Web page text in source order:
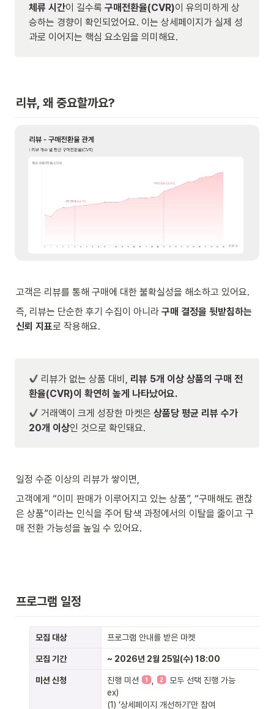
체류 시간이 길수록 구매전환율(CVR)이 유의미하게 상
승하는 경향이 확인되었어요. 이는 상세페이지가 실제 성
과로 이어지는 핵심 요소임을 의미해요.
리뷰, 왜 중요할까요?
고객은 리뷰를 통해 구매에 대한 불확실성을 해소하고 있어요.
즉, 리뷰는 단순한 후기 수집이 아니라 구매 결정을 뒷받침하는
신뢰 지표로 작용해요.
리뷰가 없는 상품 대비, 리뷰 5개 이상 상품의 구매 전
환율(CVR)이 확연히 높게 나타났어요.
거래액이 크게 성장한 마켓은 상품당 평균 리뷰 수가
20개 이상인 것으로 확인돼요.
일정 수준 이상의 리뷰가 쌓이면,
고객에게 “이미 판매가 이루어지고 있는 상품”, “구매해도 괜찮
은 상품”이라는 인식을 주어 탐색 과정에서의 이탈을 줄이고 구
매 전환 가능성을 높일 수 있어요.
프로그램 일정
모집 대상 프로그램 안내를 받은 마켓
모집 기간 ~ 2026년 2월 25일(수) 18:00
미션 신청 진행 미션 ,
모두 선택 진행 가능
ex)
(1) ‘상세페이지 개선하기’만 참여